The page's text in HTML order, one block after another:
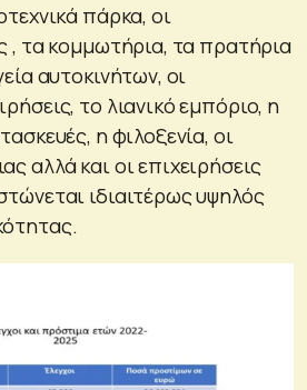
πάρκα, οι
, τα κομμωτήρια, τα πρατήρια
αυτοκινήτων, οι
το λιανικό εμπόριο, η
η φιλοξενία, οι
αλλά και οι επιχειρήσεις
ιδιαιτέρως υψηλός